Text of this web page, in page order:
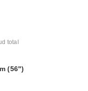
total
(56")